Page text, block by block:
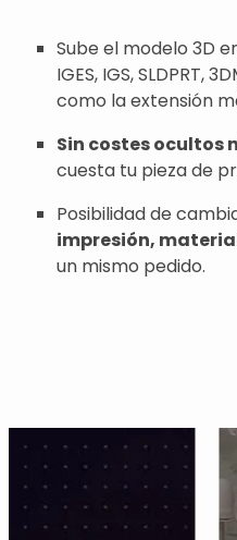
Sube el modelo 3D
IGES, IGS, SLDPRT,
como la extensión
Sin costes ocultos
cuesta tu pieza de
Posibilidad de
impresión,
un mismo pedido.